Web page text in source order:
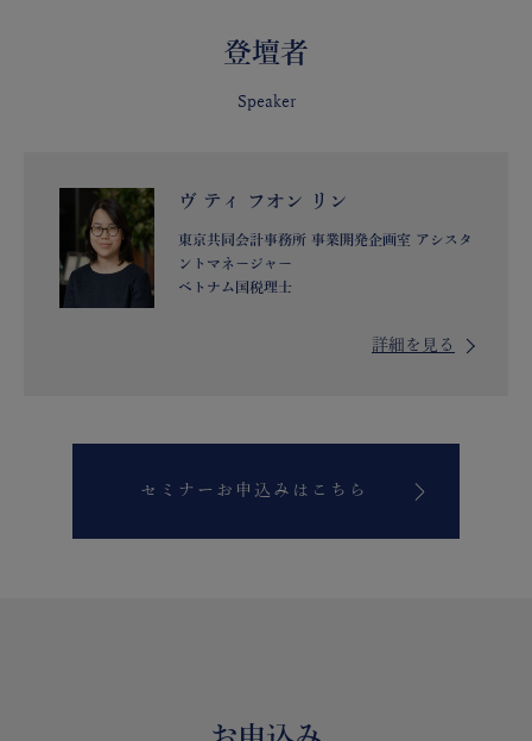
登壇者
Speaker
ヴ ティ フオン リン
東京共同会計事務所 事業開発企画室 アシスタ
ントマネージャー
ベトナム国税理士
詳細を見る
セミナーお申込みはこちら